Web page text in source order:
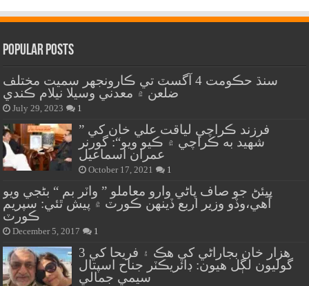
Popular Posts
سنڌ حڪومت 4 آگسٽ تي ڪارونجهر سميت مختلف
ضلعن ۾ معدني وسيلا نيلام ڪندي
July 29, 2023 1
” فرزند ڪراچي لياقت علي خان کي
شهيد به ڪراچي ۾ ڪيو ويو“: گورنر
عمران اسماعيل
October 17, 2021 1
پيئڻ جو صاف پاڻي وارو معاملو ” واٽر بم “ بڻجي ويو
آهي،وڏو وزير اربع ڏينهن ڪورٽ ۾ پيش ٿئي: سپريم
ڪورٽ
December 5, 2017 1
هزار خان بجاراڻي کي هڪ ۽ فريحا کي 3
گوليون لڳل هيون: ڊائريڪٽر جناح اسپتال
سيمي جمالي